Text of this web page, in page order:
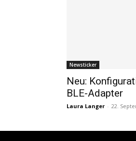
Newsticker
Neu:
BLE-Adapter
Laura Langer - 22.